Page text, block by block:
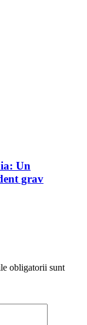
Un
grav
obligatorii sunt